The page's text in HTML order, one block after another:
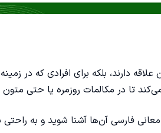
علاقه دارند، بلکه برای افرادی که در
تا در مکالمات روزمره یا حتی
فارسی آن‌ها آشنا شوید و به راحتی